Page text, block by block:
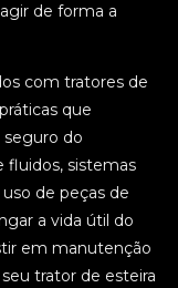
de forma a
com tratores de
que
do
fluidos, sistemas
de peças de
a vida útil do
em manutenção
trator de esteira